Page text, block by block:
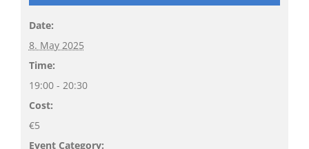
Date:
8. May 2025
Time:
19:00 - 20:30
Cost:
€5
Event Category: